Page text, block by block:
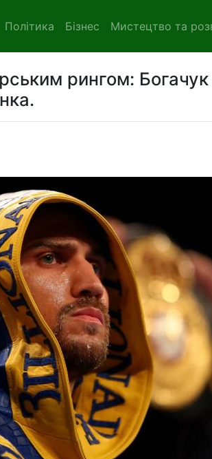
Політика Бізнес Мистецтво та
рингом: Богачук